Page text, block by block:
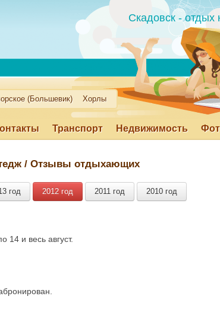
Скадовск - отдых
(Большевик) Хорлы
Транспорт Недвижимость
Вход для пансионатов
/ Отзывы отдыхающих
год 2012 год 2011 год 2010 год
14 и весь август.